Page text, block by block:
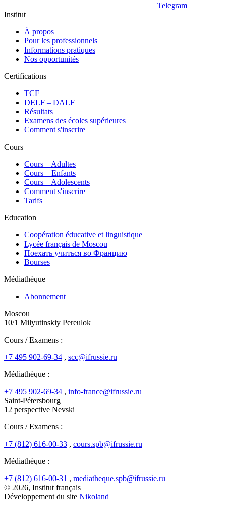
Telegram
Institut
À propos
Pour les professionnels
Informations pratiques
Nos opportunités
Certifications
TCF
DELF – DALF
Résultats
Examens des écoles supérieures
Comment s'inscrire
Cours
Сours – Adultes
Cours – Enfants
Cours – Adolescents
Comment s'inscrire
Tarifs
Education
Coopération éducative et linguistique
Lycée français de Moscou
Поехать учиться во Францию
Bourses
Médiathèque
Abonnement
Moscou
10/1 Milyutinskiy Pereulok
Cours / Examens :
+7 495 902-69-34 , scc@ifrussie.ru
Médiathèque :
+7 495 902-69-34 , info-france@ifrussie.ru
Saint-Pétersbourg
12 perspective Nevski
Cours / Examens :
+7 (812) 616-00-33 , cours.spb@ifrussie.ru
Médiathèque :
+7 (812) 616-00-31 , mediatheque.spb@ifrussie.ru
© 2026, Institut français
Développement du site Nikoland